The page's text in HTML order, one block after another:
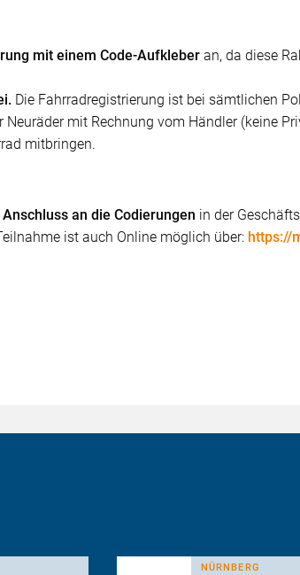
mit einem Code-Aufkleber an, da diese
Die Fahrradregistrierung ist bei sämtlichen
mit Rechnung vom Händler (keine
mitbringen.
an die Codierungen in der
ist auch Online möglich über: https://
NÜRNBERG